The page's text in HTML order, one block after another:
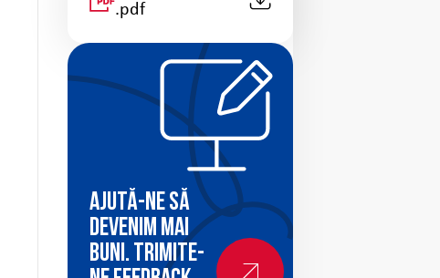
.pdf
Ajută-ne să
devenim mai
buni. Trimite-